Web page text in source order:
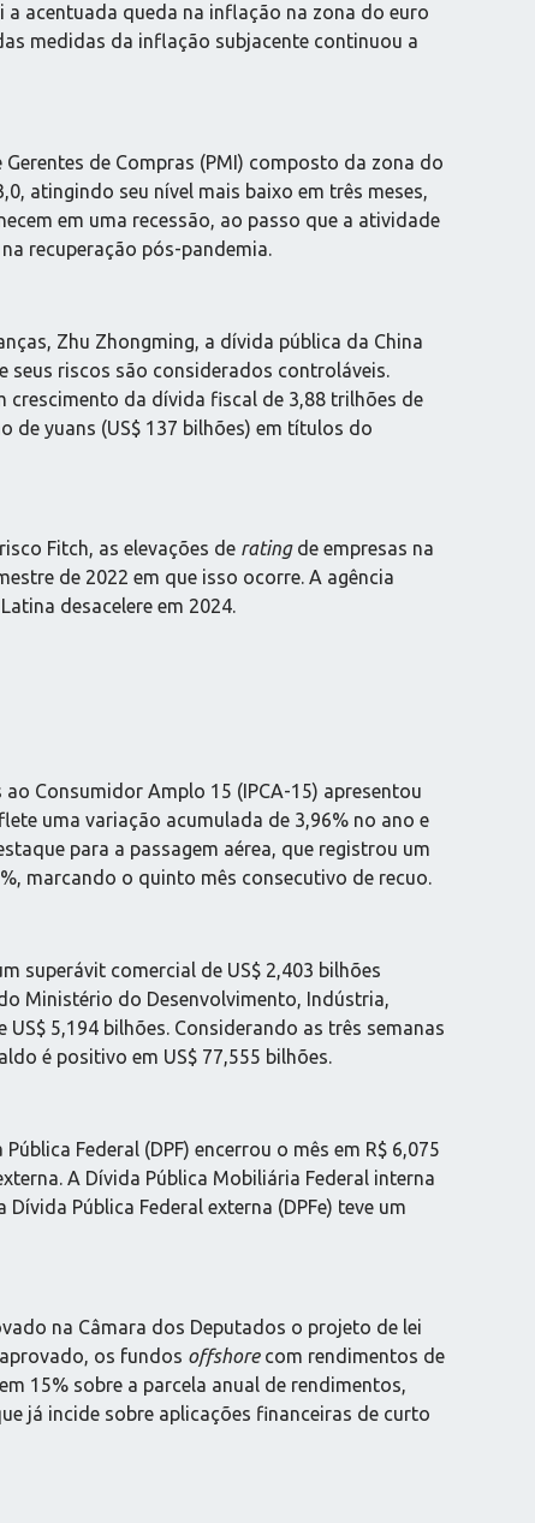
acentuada queda na inflação na zona do euro
medidas da inflação subjacente continuou a
de Compras (PMI) composto da zona do
atingindo seu nível mais baixo em três meses,
em uma recessão, ao passo que a atividade
recuperação pós-pandemia.
Zhu Zhongming, a dívida pública da China
seus riscos são considerados controláveis.
crescimento da dívida fiscal de 3,88 trilhões de
de yuans (US$ 137 bilhões) em títulos do
Fitch, as elevações de ratingde empresas na
de 2022 em que isso ocorre. A agência
desacelere em 2024.
Consumidor Amplo 15 (IPCA-15) apresentou
uma variação acumulada de 3,96% no ano e
para a passagem aérea, que registrou um
marcando o quinto mês consecutivo de recuo.
superávit comercial de US$ 2,403 bilhões
Ministério do Desenvolvimento, Indústria,
5,194 bilhões. Considerando as três semanas
é positivo em US$ 77,555 bilhões.
Federal (DPF) encerrou o mês em R$ 6,075
A Dívida Pública Mobiliária Federal interna
Pública Federal externa (DPFe) teve um
na Câmara dos Deputados o projeto de lei
os fundos offshorecom rendimentos de
15% sobre a parcela anual de rendimentos,
já incide sobre aplicações financeiras de curto